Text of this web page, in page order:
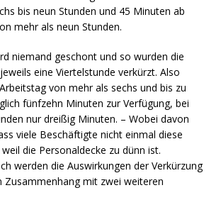
bis neun Stunden und 45 Minuten ab
mehr als neun Stunden.
niemand geschont und so wurden die
eine Viertelstunde verkürzt. Also
von mehr als sechs und bis zu
fünfzehn Minuten zur Verfügung, bei
nur dreißig Minuten. – Wobei davon
viele Beschäftigte nicht einmal diese
die Personaldecke zu dünn ist.
werden die Auswirkungen der Verkürzung
Zusammenhang mit zwei weiteren